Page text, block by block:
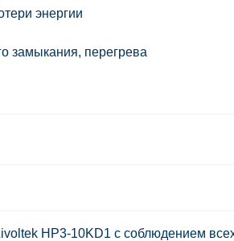
энергии
замыкания, перегрева
HP3-10KD1 с соблюдением